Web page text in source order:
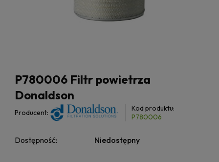
P780006 Filtr powietrza
Donaldson
Producent:
Kod produktu:
P780006
Dostępność: Niedostępny